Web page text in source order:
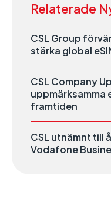
Relaterade
CSL Group
stärka global
CSL Company
uppmärksamma
framtiden
CSL utnämnt till
Vodafone